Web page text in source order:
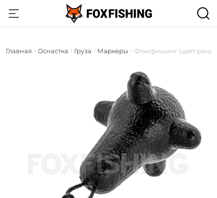
Главная Оснастка Груза Маркеры Фоксфишинг (цвет